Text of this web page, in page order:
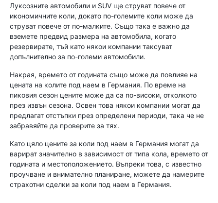
Луксозните автомобили и SUV ще струват повече от
икономичните коли, докато по-големите коли може да
струват повече от по-малките. Също така е важно да
вземете предвид размера на автомобила, когато
резервирате, тъй като някои компании таксуват
допълнително за по-големи автомобили.
Накрая, времето от годината също може да повлияе на
цената на колите под наем в Германия. По време на
пиковия сезон цените може да са по-високи, отколкото
през извън сезона. Освен това някои компании могат да
предлагат отстъпки през определени периоди, така че не
забравяйте да проверите за тях.
Като цяло цените за коли под наем в Германия могат да
варират значително в зависимост от типа кола, времето от
годината и местоположението. Въпреки това, с известно
проучване и внимателно планиране, можете да намерите
страхотни сделки за коли под наем в Германия.